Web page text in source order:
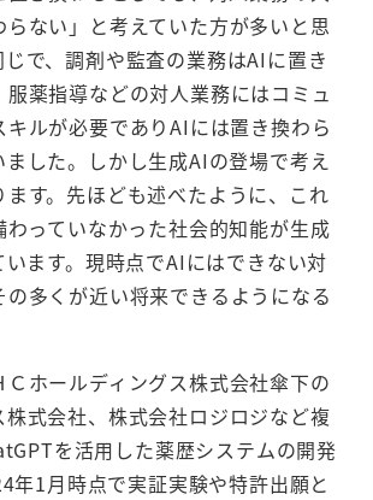
ない」と考えていた方が多いと思
で、調剤や監査の業務はAIに置き
薬指導などの対人業務にはコミュ
キルが必要でありAIには置き換わら
ました。しかし生成AIの登場で考え
す。先ほども述べたように、これ
わっていなかった社会的知能が生成
ます。現時点でAIにはできない対
多くが近い将来できるようになる
ホールディングス株式会社傘下の
株式会社、株式会社ロジロジなど複
を活用した薬歴システムの開発
年1月時点で実証実験や特許出願と